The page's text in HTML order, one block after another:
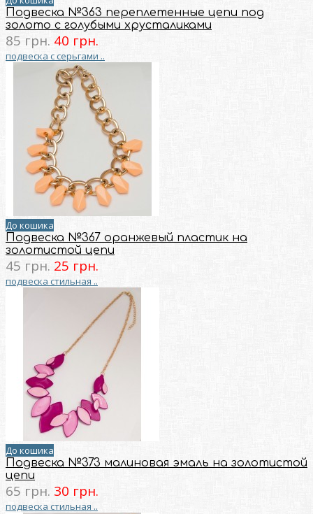
Подвеска №363 переплетенные цепи под
золото с голубыми хрусталиками
85 грн. 40 грн.
подвеска с серьгами ..
До кошика
Подвеска №367 оранжевый пластик на
золотистой цепи
45 грн. 25 грн.
подвеска стильная ..
До кошика
Подвеска №373 малиновая эмаль на золотистой
цепи
65 грн. 30 грн.
подвеска стильная ..